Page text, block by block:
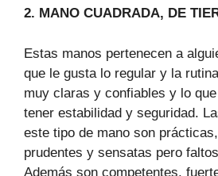
2. MANO CUADRADA, DE
Estas manos pertenecen a
que le gusta lo regular y la
muy claras y confiables y lo
tener estabilidad y seguridad.
este tipo de mano son
prudentes y sensatas pero
Además son competentes,